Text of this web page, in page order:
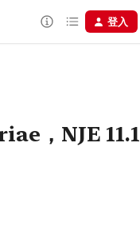
登入
，NJE 11.1